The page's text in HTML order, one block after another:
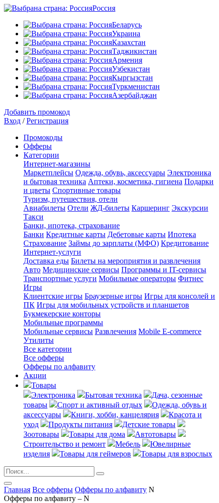
Россия
Беларусь
Украина
Казахстан
Таджикистан
Армения
Узбекистан
Кыргызстан
Туркменистан
Азербайджан
Добавить промокод
Вход /Регистрация
Промокоды
Офферы
Категории
Интернет-магазины
Маркетплейсы Одежда, обувь, аксессуары Электроника
и бытовая техника Аптеки, косметика, гигиена Подарки
и цветы Спортивные товары
Туризм, путешествия, отели
Авиабилеты Отели ЖД-билеты Каршеринг Экскурсии
Такси
Банки, ипотека, страхование
Банки Кредитные карты Дебетовые карты Ипотека
Страхование Займы до зарплаты (МФО) Кредитование
Интернет-услуги
Доставка еды Билеты на мероприятия и развлечения
Авто Медицинские сервисы Программы и IT-сервисы
Транспортные услуги Мобильные операторы Фитнес
Игры
Клиентские игры Браузерные игры Игры для консолей и
ПК Игры для мобильных устройств и планшетов
Букмекерские конторы
Мобильные программы
Мобильные сервисы Развлечения Mobile E-commerce
Утилиты
Все категории
Все офферы
Офферы по алфавиту
Акции
Товары
Электроника
Бытовая техника
Дача, сезонные
товары
Спорт и активный отдых
Одежда, обувь и
аксессуары
Книги, хобби, канцелярия
Красота и
уход
Продукты питания
Детские товары
Зоотовары
Товары для дома
Автотовары
Строительство и ремонт
Мебель
Ювелирные
изделия
Товары для геймеров Товары для взрослых
Главная Все офферы Офферы по алфавиту N
Офферы по алфавиту – N